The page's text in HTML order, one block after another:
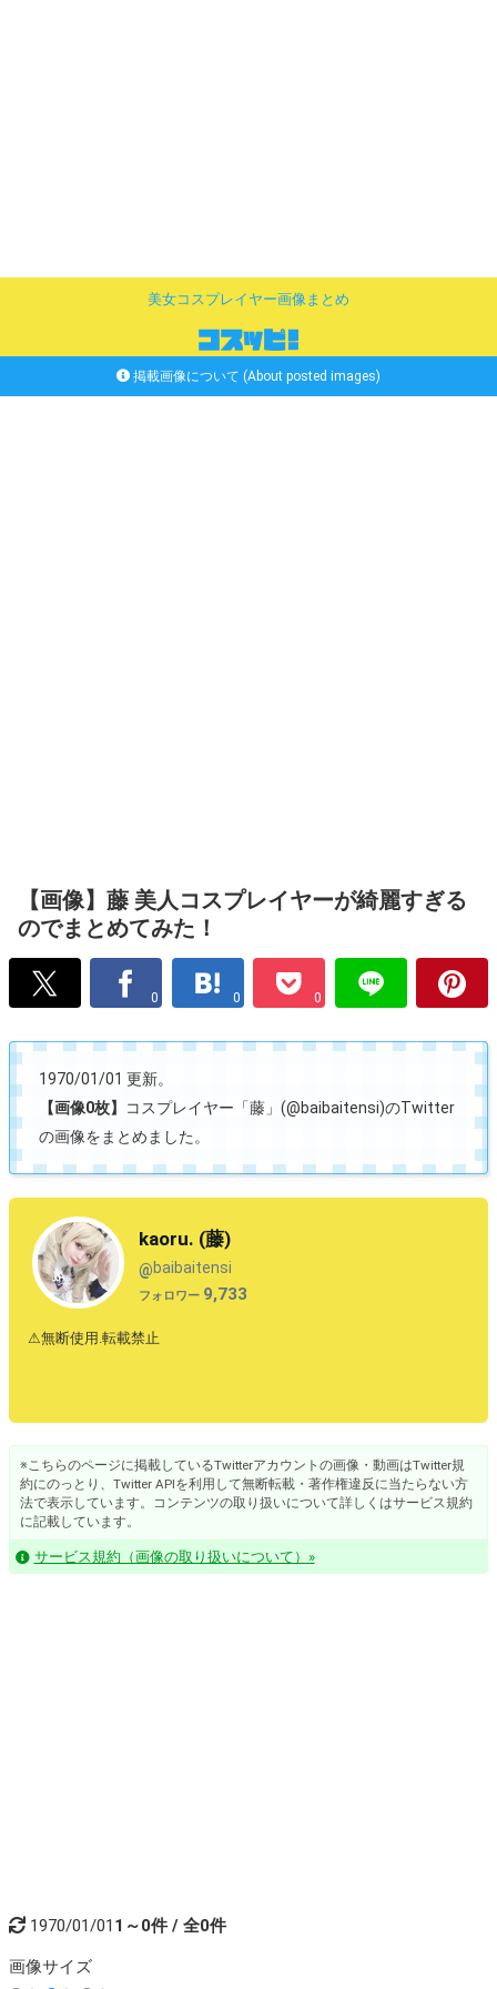
美女コスプレイヤー画像まとめ
掲載画像について (About posted images)
【画像】藤 美人コスプレイヤーが綺麗すぎる
のでまとめてみた！
0 0 0
1970/01/01 更新。
【画像0枚】
コスプレイヤー「藤」(@baibaitensi)のTwitter
の画像をまとめました。
kaoru. (藤)
@baibaitensi
フォロワー 9,733
⚠︎無断使用.転載禁止
※こちらのページに掲載しているTwitterアカウントの画像・動画はTwitter規
約にのっとり、Twitter APIを利用して無断転載・著作権違反に当たらない方
法で表示しています。コンテンツの取り扱いについて詳しくはサービス規約
に記載しています。
サービス規約（画像の取り扱いについて）»
1970/01/01 1～0件 / 全0件
画像サイズ